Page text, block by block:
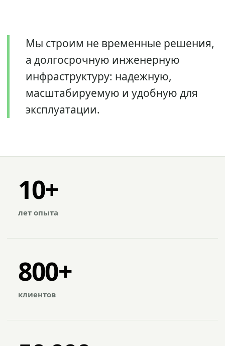
Мы строим не временные решения,
а долгосрочную инженерную
инфраструктуру: надежную,
масштабируемую и удобную для
эксплуатации.
10+
лет опыта
800+
клиентов